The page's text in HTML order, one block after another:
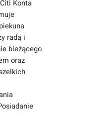
Konta
radą i
bieżącego
oraz